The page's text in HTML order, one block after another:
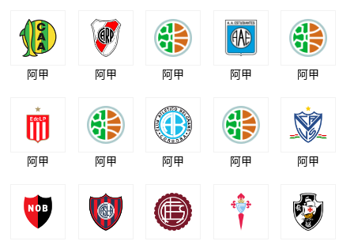
阿甲 阿甲 阿甲 阿甲 阿甲
阿甲 阿甲 阿甲 阿甲 阿甲